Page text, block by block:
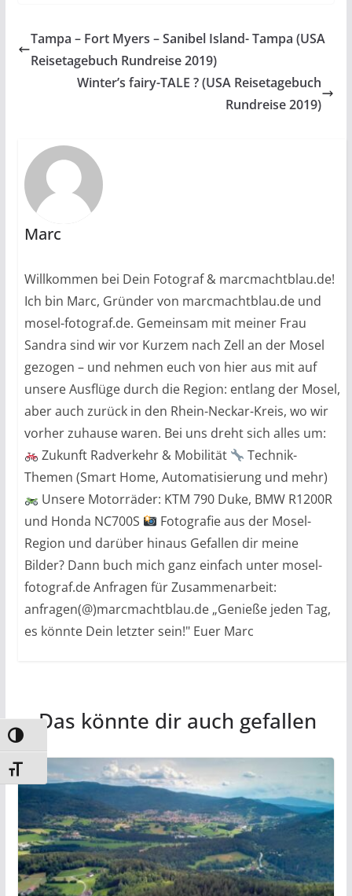
Umschalten auf hohe Kontraste
Schrift vergrößern
Tampa – Fort Myers – Sanibel Island- Tampa (USA
Reisetagebuch Rundreise 2019)
Winter’s fairy-TALE ? (USA Reisetagebuch
Rundreise 2019)
Marc
Willkommen bei Dein Fotograf & marcmachtblau.de!
Ich bin Marc, Gründer von marcmachtblau.de und
mosel-fotograf.de. Gemeinsam mit meiner Frau
Sandra sind wir vor Kurzem nach Zell an der Mosel
gezogen – und nehmen euch von hier aus mit auf
unsere Ausflüge durch die Region: entlang der Mosel,
aber auch zurück in den Rhein-Neckar-Kreis, wo wir
vorher zuhause waren. Bei uns dreht sich alles um:
Zukunft Radverkehr & Mobilität
Technik-
Themen (Smart Home, Automatisierung und mehr)
Unsere Motorräder: KTM 790 Duke, BMW R1200R
und Honda NC700S
Fotografie aus der Mosel-
Region und darüber hinaus Gefallen dir meine
Bilder? Dann buch mich ganz einfach unter mosel-
fotograf.de Anfragen für Zusammenarbeit:
anfragen(@)marcmachtblau.de „Genieße jeden Tag,
es könnte Dein letzter sein!" Euer Marc
Das könnte dir auch gefallen